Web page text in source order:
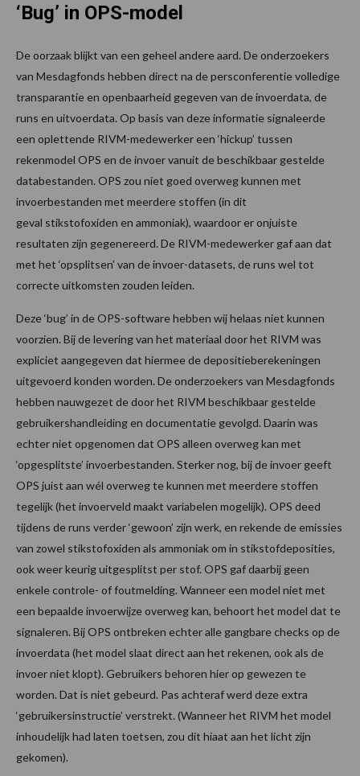
‘Bug’ in OPS-model
De oorzaak blijkt van een geheel andere aard. De onderzoekers
van Mesdagfonds hebben direct na de persconferentie volledige
transparantie en openbaarheid gegeven van de invoerdata, de
runs en uitvoerdata. Op basis van deze informatie signaleerde
een oplettende RIVM-medewerker een ‘hickup’ tussen
rekenmodel OPS en de invoer vanuit de beschikbaar gestelde
databestanden. OPS zou niet goed overweg kunnen met
invoerbestanden met meerdere stoffen (in dit
geval stikstofoxiden en ammoniak), waardoor er onjuiste
resultaten zijn gegenereerd. De RIVM-medewerker gaf aan dat
met het ‘opsplitsen’ van de invoer-datasets, de runs wel tot
correcte uitkomsten zouden leiden.
Deze ‘bug’ in de OPS-software hebben wij helaas niet kunnen
voorzien. Bij de levering van het materiaal door het RIVM was
expliciet aangegeven dat hiermee de depositieberekeningen
uitgevoerd konden worden. De onderzoekers van Mesdagfonds
hebben nauwgezet de door het RIVM beschikbaar gestelde
gebruikershandleiding en documentatie gevolgd. Daarin was
echter niet opgenomen dat OPS alleen overweg kan met
‘opgesplitste’ invoerbestanden. Sterker nog, bij de invoer geeft
OPS juist aan wél overweg te kunnen met meerdere stoffen
tegelijk (het invoerveld maakt variabelen mogelijk). OPS deed
tijdens de runs verder ‘gewoon’ zijn werk, en rekende de emissies
van zowel stikstofoxiden als ammoniak om in stikstofdeposities,
ook weer keurig uitgesplitst per stof. OPS gaf daarbij geen
enkele controle- of foutmelding. Wanneer een model niet met
een bepaalde invoerwijze overweg kan, behoort het model dat te
signaleren. Bij OPS ontbreken echter alle gangbare checks op de
invoerdata (het model slaat direct aan het rekenen, ook als de
invoer niet klopt). Gebruikers behoren hier op gewezen te
worden. Dat is niet gebeurd. Pas achteraf werd deze extra
‘gebruikersinstructie’ verstrekt. (Wanneer het RIVM het model
inhoudelijk had laten toetsen, zou dit hiaat aan het licht zijn
gekomen).